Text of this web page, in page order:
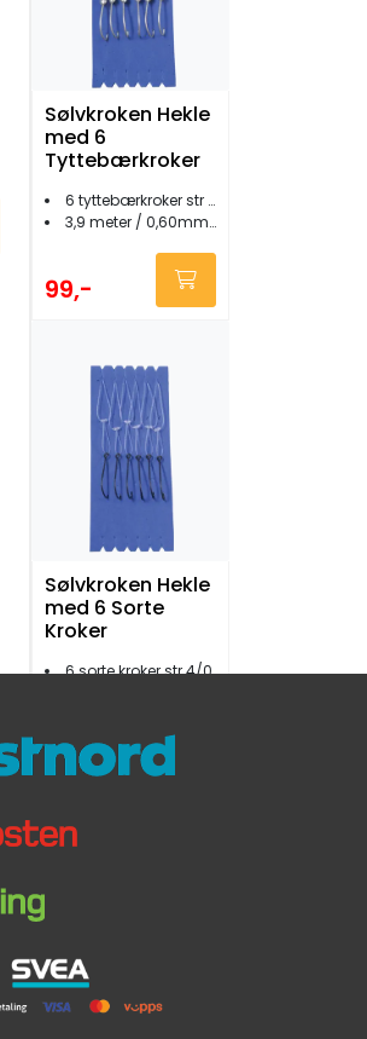
Sølvkroken Hekle
med 6
Tyttebærkroker
6 tyttebærkroker str 1/0
3,9 meter / 0,60mm tykkelse
99,-
Sølvkroken Hekle
med 6 Sorte
Kroker
6 sorte kroker str 4/0
99,-